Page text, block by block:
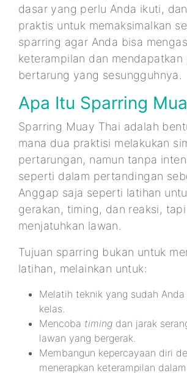
dasar yang perlu Anda ikuti,
praktis untuk memaksimalkan
sparring agar Anda bisa
keterampilan dan mendapatkan
bertarung yang sesungguhnya.
Apa Itu Sparring
Sparring Muay Thai adalah
mana dua praktisi melakukan
pertarungan, namun tanpa
seperti dalam pertandingan
Anggap saja seperti latihan
gerakan, timing, dan reaksi,
menjatuhkan lawan.
Tujuan sparring bukan untuk
latihan, melainkan untuk:
Melatih teknik yang sudah
kelas.
Mencoba timing dan jarak
lawan yang bergerak.
Membangun kepercayaan diri
menerapkan keterampilan